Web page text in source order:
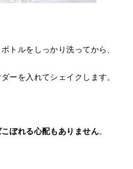
トルをしっかり洗ってから、
ーを入れてシェイクします。
ぼれる心配もありません。